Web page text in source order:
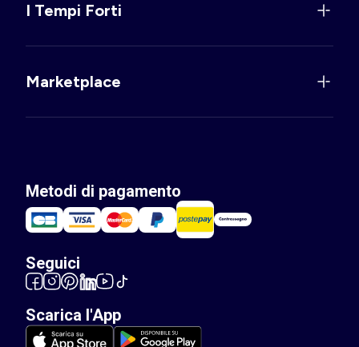
I Tempi Forti
Marketplace
Metodi di pagamento
Seguici
Scarica l'App